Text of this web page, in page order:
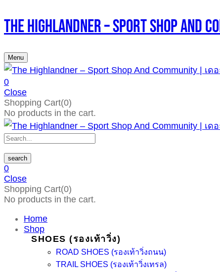
The Highlandner – Sport Shop
Menu
0
Close
Shopping Cart(0)
No products in the cart.
search
0
Close
Shopping Cart(0)
No products in the cart.
Home
Shop
SHOES (รองเท้าวิ่ง)
ROAD SHOES (รองเท้าวิ่งถนน)
TRAIL SHOES (รองเท้าวิ่งเทรล)